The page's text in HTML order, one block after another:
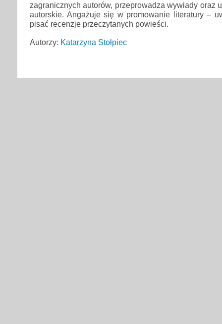
zagranicznych autorów, przeprowadza wywiady oraz
autorskie. Angażuje się w promowanie literatury –
pisać recenzje przeczytanych powieści.
Autorzy: Katarzyna Stołpiec